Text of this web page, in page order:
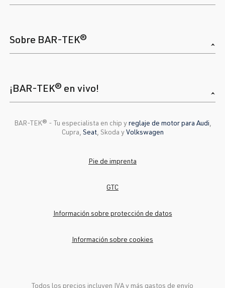
Sobre BAR-TEK®
¡BAR-TEK® en vivo!
BAR-TEK®️ - Tu especialista en chip yreglaje de motor para Audi
Cupra, Seat, Skoda yVolkswagen
Todos los precios incluyen IVA y más gastos de envío
Pie de imprenta
GTC
Información sobre protección de datos
Información sobre cookies